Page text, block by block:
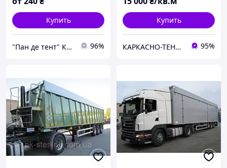
Купить
"Пан де тент" Компания 96%
Купить
КАРКАСНО-ТЕНТОВЫЕ КОНСТРУКЦИИ, АВТОТЕНТЫ, ТЕХНИЧЕСКИЕ НАКРЫТИЯ 95%